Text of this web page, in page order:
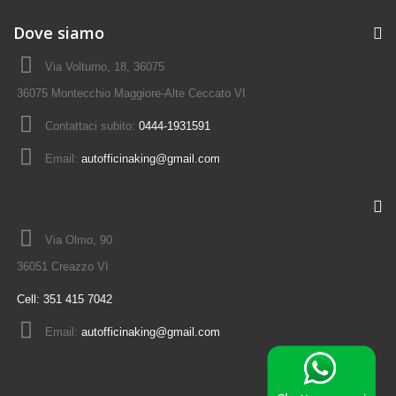
Dove siamo
Via Volturno, 18, 36075
36075 Montecchio Maggiore-Alte Ceccato VI
Contattaci subito: 0444-1931591
Email: autofficinaking@gmail.com
Via Olmo, 90
36051 Creazzo VI
Cell: 351 415 7042
Email: autofficinaking@gmail.com